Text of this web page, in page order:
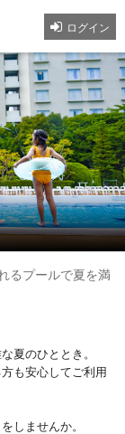
ログイン
るプールで夏を満
夏のひととき。
も安心してご利用
しませんか。